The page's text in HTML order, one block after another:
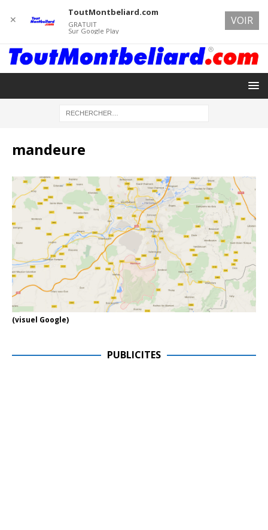
mandeure
(visuel Google)
PUBLICITES
✕
ToutMontbeliard.com
GRATUIT
Sur Google Play
VOIR